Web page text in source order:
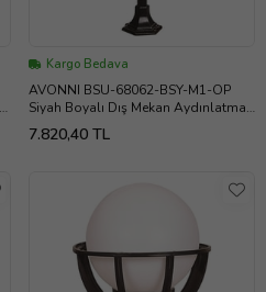
Kargo Bedava
AVONNI BSU-68062-BSY-M1-OP
Siyah Boyalı Dış Mekan Aydınlatma
E27 Aluminyum Polikarbon Cam
18cm
7.820,40 TL